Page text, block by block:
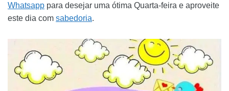
Whatsapp para desejar uma ótima Quarta-feira e aproveite
este dia com sabedoria.